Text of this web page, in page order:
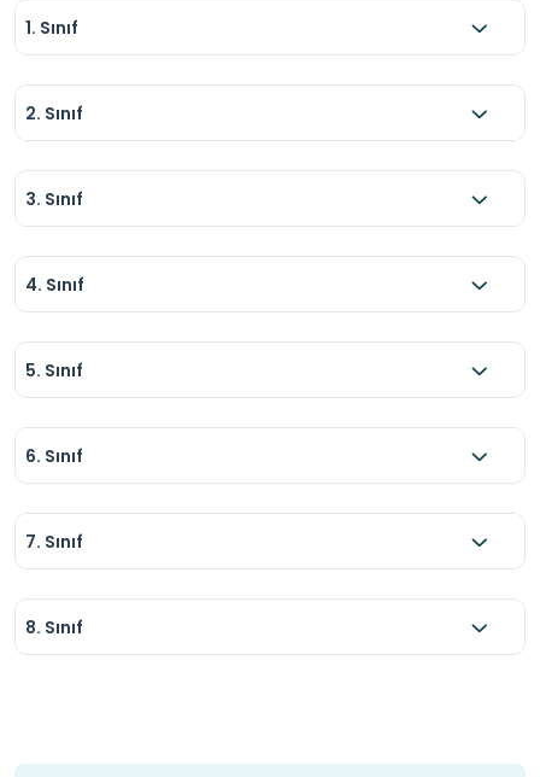
1. Sınıf
2. Sınıf
3. Sınıf
4. Sınıf
5. Sınıf
6. Sınıf
7. Sınıf
8. Sınıf